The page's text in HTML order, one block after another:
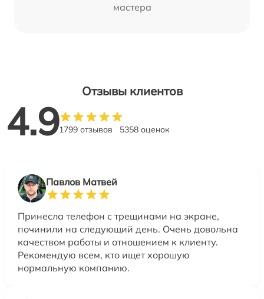
мастера
Отзывы клиентов
4.91799 отзывов 5358 оценок
Павлов Матвей
Принесла телефон с трещинами на экране,
починили на следующий день. Очень довольна
качеством работы и отношением к клиенту.
Рекомендую всем, кто ищет хорошую
нормальную компанию.